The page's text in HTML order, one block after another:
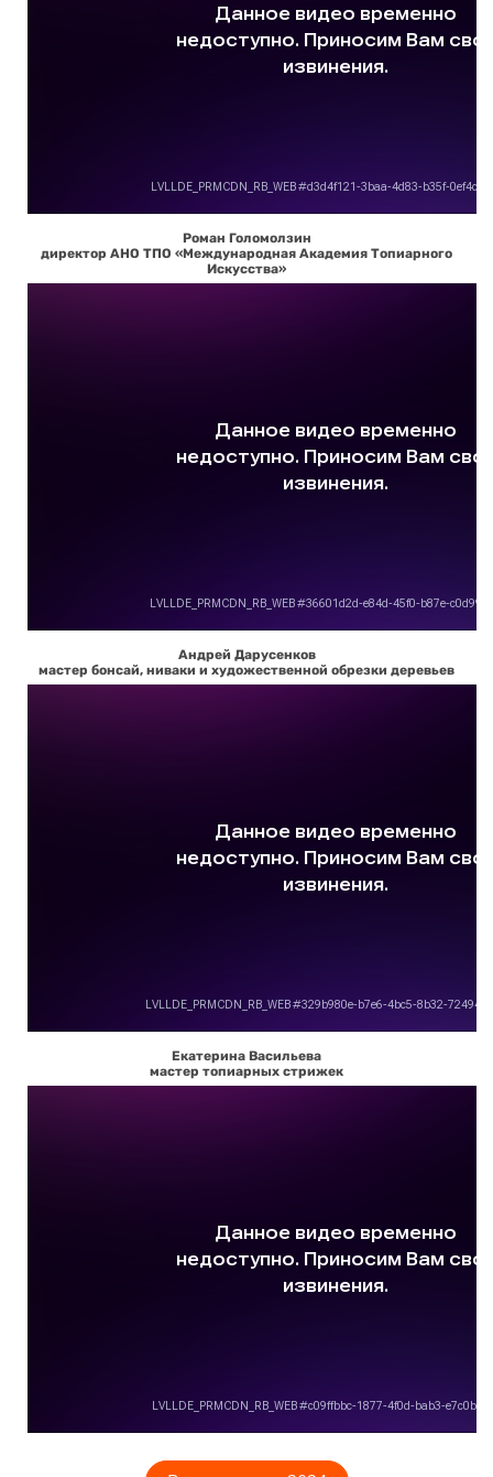
Роман Голомолзин
директор АНО ТПО «Международная Академия Топиарного
Искусства»
Андрей Дарусенков
мастер бонсай, ниваки и художественной обрезки деревьев
Екатерина Васильева
мастер топиарных стрижек